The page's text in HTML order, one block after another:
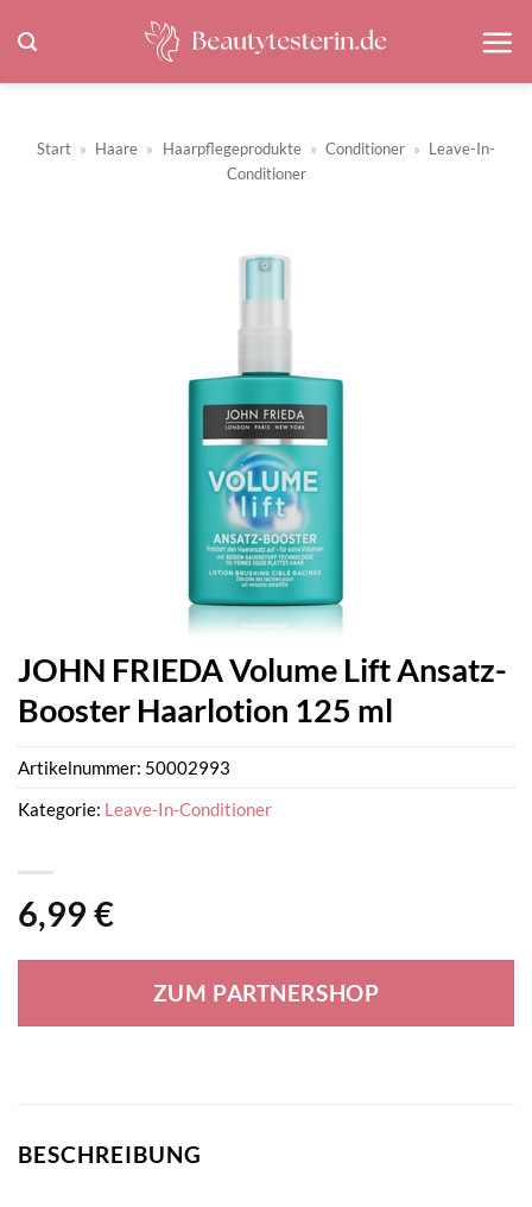
Inhalt
springen
Start » Haare » Haarpflegeprodukte » Conditioner » Leave-In-
Conditioner
JOHN FRIEDA Volume Lift Ansatz-
Booster Haarlotion 125 ml
6,99 €
ZUM PARTNERSHOP
Artikelnummer: 50002993
Kategorie: Leave-In-Conditioner
BESCHREIBUNG